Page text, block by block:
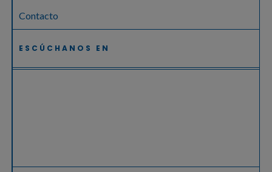
Contacto
ESCÚCHANOS EN